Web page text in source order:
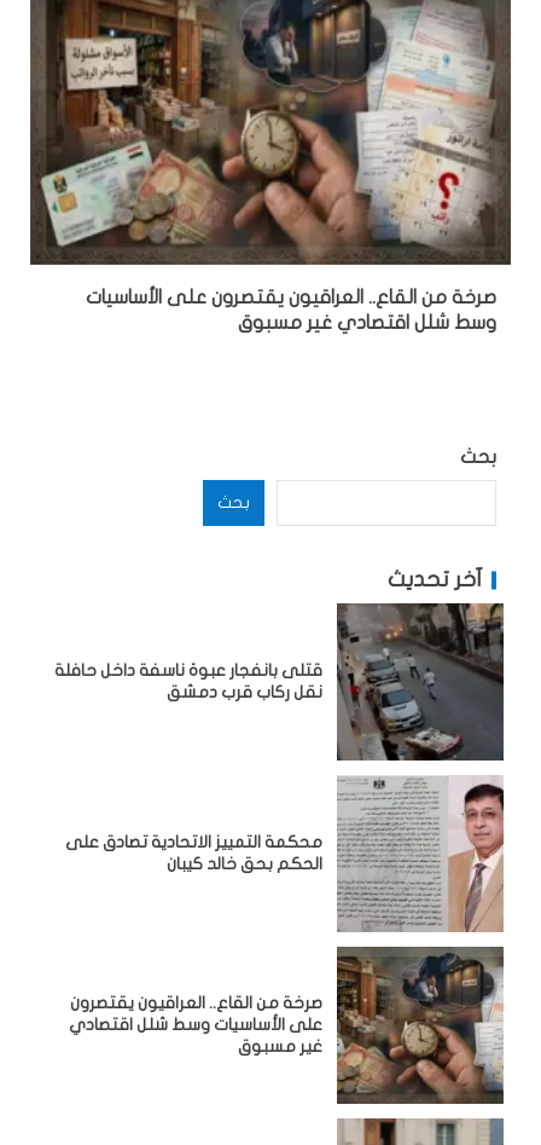
صرخة من القاع.. العراقيون يقتصرون على الأساسيات
وسط شلل اقتصادي غير مسبوق
بحث
بحث
آخر تحديث
قتلى بانفجار عبوة ناسفة داخل حافلة
نقل ركاب قرب دمشق
محكمة التمييز الاتحادية تصادق على
الحكم بحق خالد كيبان
صرخة من القاع.. العراقيون يقتصرون
على الأساسيات وسط شلل اقتصادي
غير مسبوق